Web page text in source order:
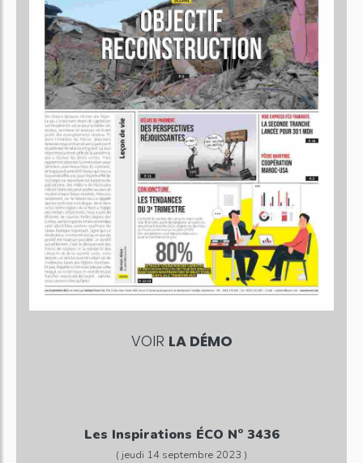
VOIR LA DÉMO
Les Inspirations ÉCO N° 3436
( jeudi 14 septembre 2023 )